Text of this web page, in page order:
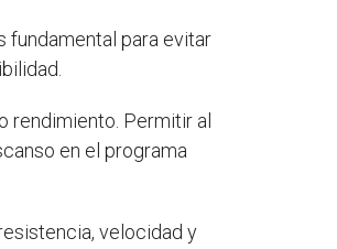
fundamental para evitar
rendimiento. Permitir al
en el programa
velocidad y